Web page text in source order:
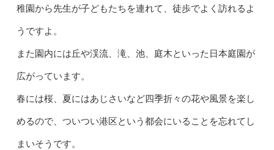
稚園から先生が子どもたちを連れて、徒歩でよく訪れるよ
うですよ。
また園内には丘や渓流、滝、池、庭木といった日本庭園が
広がっています。
春には桜、夏にはあじさいなど四季折々の花や風景を楽し
めるので、ついつい港区という都会にいることを忘れてし
まいそうです。